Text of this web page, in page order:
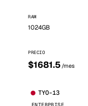
RAM
1024GB
PRECIO
$1681.5 /mes
TYO-13